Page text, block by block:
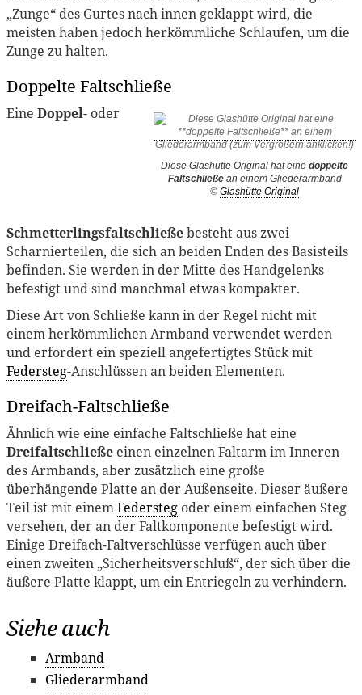
„Zunge“ des Gurtes nach innen geklappt wird, die
meisten haben jedoch herkömmliche Schlaufen, um die
Zunge zu halten.
Doppelte Faltschließe
Diese Glashütte Original hat eine doppelte
Faltschließean einem Gliederarmband
© Glashütte Original
Eine Doppel- oder
Schmetterlingsfaltschließebesteht aus zwei
Scharnierteilen, die sich an beiden Enden des Basisteils
befinden. Sie werden in der Mitte des Handgelenks
befestigt und sind manchmal etwas kompakter.
Diese Art von Schließe kann in der Regel nicht mit
einem herkömmlichen Armband verwendet werden
und erfordert ein speziell angefertigtes Stück mit
Federsteg-Anschlüssen an beiden Elementen.
Dreifach-Faltschließe
Ähnlich wie eine einfache Faltschließe hat eine
Dreifaltschließe einen einzelnen Faltarm im Inneren
des Armbands, aber zusätzlich eine große
überhängende Platte an der Außenseite. Dieser äußere
Teil ist mit einemFedersteg oder einem einfachen Steg
versehen, der an der Faltkomponente befestigt wird.
Einige Dreifach-Faltverschlüsse verfügen auch über
einen zweiten „Sicherheitsverschluß“, der sich über die
äußere Platte klappt, um ein Entriegeln zu verhindern.
Siehe auch
Armband
Gliederarmband